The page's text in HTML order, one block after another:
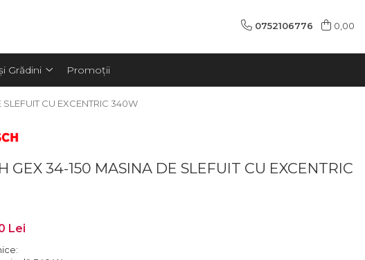
0752106776 0,00
Grădini Promoții
CU EXCENTRIC 340W
GEX 34-150 MASINA DE SLEFUIT CU EXCENTRIC
Lei